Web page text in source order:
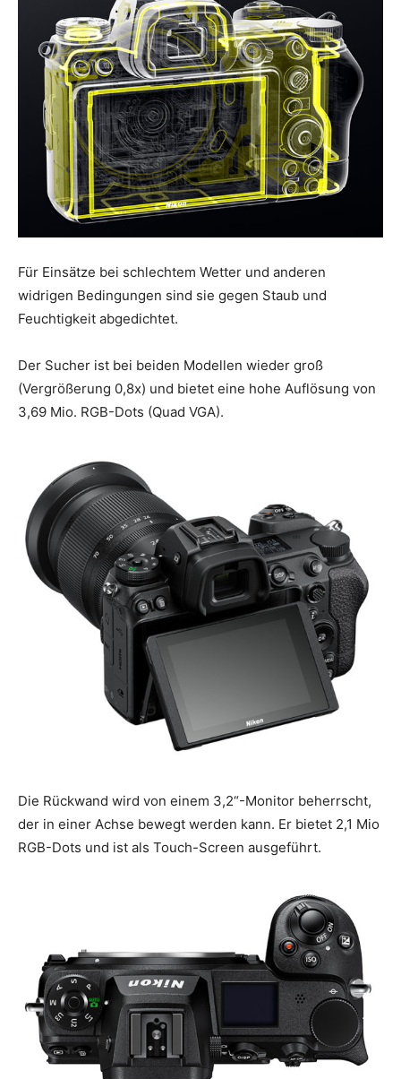
Für Einsätze bei schlechtem Wetter und anderen
widrigen Bedingungen sind sie gegen Staub und
Feuchtigkeit abgedichtet.
Der Sucher ist bei beiden Modellen wieder groß
(Vergrößerung 0,8x) und bietet eine hohe Auflösung von
3,69 Mio. RGB-Dots (Quad VGA).
Die Rückwand wird von einem 3,2“-Monitor beherrscht,
der in einer Achse bewegt werden kann. Er bietet 2,1 Mio
RGB-Dots und ist als Touch-Screen ausgeführt.